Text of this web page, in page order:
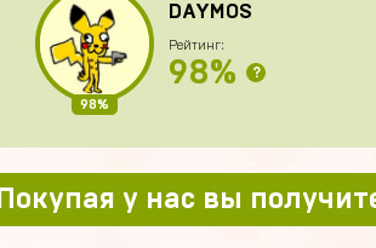
98%
DAYMOS
Рейтинг:
98% ?
Покупая у нас вы